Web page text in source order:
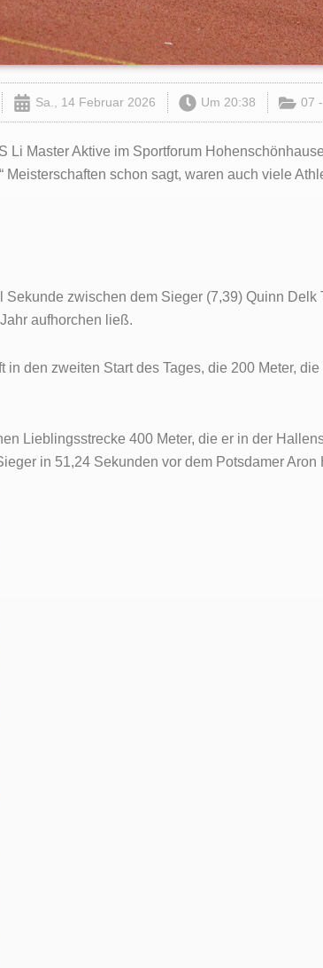
Sa., 14 Februar 2026 Um 20:38 07
Master Aktive im Sportforum
Meisterschaften schon sagt, waren auch viele
zwischen dem Sieger (7,39) Quinn
aufhorchen ließ.
den zweiten Start des Tages, die 200 Meter,
Lieblingsstrecke 400 Meter, die er in der
in 51,24 Sekunden vor dem Potsdamer Aron